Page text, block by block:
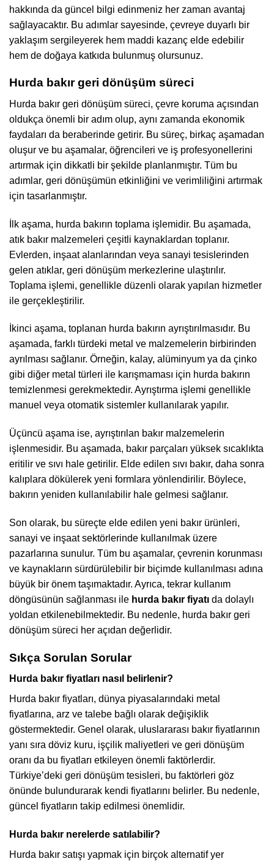
hakkında da güncel bilgi edinmeniz her zaman avantaj
sağlayacaktır. Bu adımlar sayesinde, çevreye duyarlı bir
yaklaşım sergileyerek hem maddi kazanç elde edebilir
hem de doğaya katkıda bulunmuş olursunuz.
Hurda bakır geri dönüşüm süreci
Hurda bakır geri dönüşüm süreci, çevre koruma açısından
oldukça önemli bir adım olup, aynı zamanda ekonomik
faydaları da beraberinde getirir. Bu süreç, birkaç aşamadan
oluşur ve bu aşamalar, öğrencileri ve iş profesyonellerini
artırmak için dikkatli bir şekilde planlanmıştır. Tüm bu
adımlar, geri dönüşümün etkinliğini ve verimliliğini artırmak
için tasarlanmıştır.
İlk aşama, hurda bakırın toplama işlemidir. Bu aşamada,
atık bakır malzemeleri çeşitli kaynaklardan toplanır.
Evlerden, inşaat alanlarından veya sanayi tesislerinden
gelen atıklar, geri dönüşüm merkezlerine ulaştırılır.
Toplama işlemi, genellikle düzenli olarak yapılan hizmetler
ile gerçekleştirilir.
İkinci aşama, toplanan hurda bakırın ayrıştırılmasıdır. Bu
aşamada, farklı türdeki metal ve malzemelerin birbirinden
ayrılması sağlanır. Örneğin, kalay, alüminyum ya da çinko
gibi diğer metal türleri ile karışmaması için hurda bakırın
temizlenmesi gerekmektedir. Ayrıştırma işlemi genellikle
manuel veya otomatik sistemler kullanılarak yapılır.
Üçüncü aşama ise, ayrıştırılan bakır malzemelerin
işlenmesidir. Bu aşamada, bakır parçaları yüksek sıcaklıkta
eritilir ve sıvı hale getirilir. Elde edilen sıvı bakır, daha sonra
kalıplara dökülerek yeni formlara yönlendirilir. Böylece,
bakırın yeniden kullanılabilir hale gelmesi sağlanır.
Son olarak, bu süreçte elde edilen yeni bakır ürünleri,
sanayi ve inşaat sektörlerinde kullanılmak üzere
pazarlarına sunulur. Tüm bu aşamalar, çevrenin korunması
ve kaynakların sürdürülebilir bir biçimde kullanılması adına
büyük bir önem taşımaktadır. Ayrıca, tekrar kullanım
döngüsünün sağlanması ile hurda bakır fiyatı da dolaylı
yoldan etkilenebilmektedir. Bu nedenle, hurda bakır geri
dönüşüm süreci her açıdan değerlidir.
Sıkça Sorulan Sorular
Hurda bakır fiyatları nasıl belirlenir?
Hurda bakır fiyatları, dünya piyasalarındaki metal
fiyatlarına, arz ve talebe bağlı olarak değişiklik
göstermektedir. Genel olarak, uluslararası bakır fiyatlarının
yanı sıra döviz kuru, işçilik maliyetleri ve geri dönüşüm
oranı da bu fiyatları etkileyen önemli faktörlerdir.
Türkiye’deki geri dönüşüm tesisleri, bu faktörleri göz
önünde bulundurarak kendi fiyatlarını belirler. Bu nedenle,
güncel fiyatların takip edilmesi önemlidir.
Hurda bakır nerelerde satılabilir?
Hurda bakır satışı yapmak için birçok alternatif yer